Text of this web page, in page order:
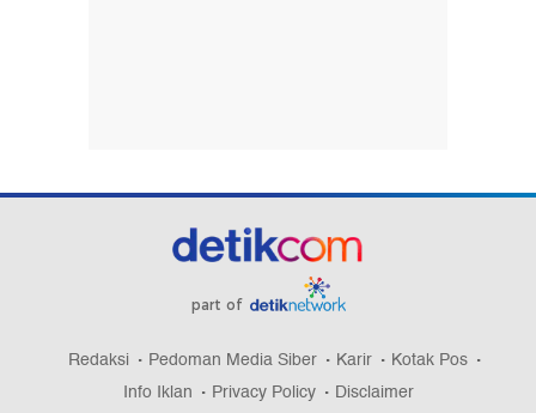
part of
Redaksi Pedoman Media Siber Karir
Kotak Pos
Info Iklan
Privacy Policy Disclaimer